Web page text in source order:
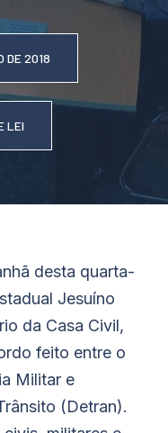
DE 2018
LEI
desta quarta-
Jesuíno
da Casa Civil,
feito entre o
Militar e
(Detran).